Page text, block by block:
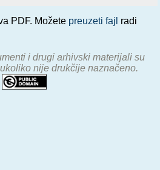
PDF. Možete preuzeti fajl radi
i drugi arhivski materijali su
nije drukčije naznačeno.